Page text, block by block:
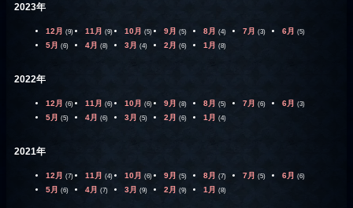
2023年
12月 (9) 11月 (9) 10月 (5) 9月 (5) 8月 (4) 7月 (3) 6月 (5)
5月 (6) 4月 (8) 3月 (4) 2月 (6) 1月 (8)
2022年
12月 (6) 11月 (6) 10月 (6) 9月 (8) 8月 (5) 7月 (6) 6月 (3)
5月 (5) 4月 (6) 3月 (5) 2月 (6) 1月 (4)
2021年
12月 (7) 11月 (4) 10月 (6) 9月 (5) 8月 (7) 7月 (5) 6月 (6)
5月 (6) 4月 (7) 3月 (9) 2月 (9) 1月 (8)